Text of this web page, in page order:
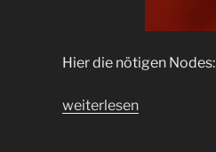
Hier die nötigen Nodes:
„Zum
weiterlesen